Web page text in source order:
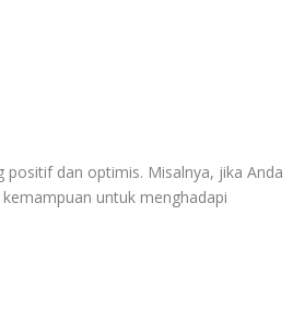
positif dan optimis. Misalnya, jika Anda
untuk menghadapi